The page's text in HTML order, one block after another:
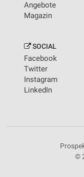
Angebote
Magazin
SOCIAL
Facebook
Twitter
Instagram
LinkedIn
©